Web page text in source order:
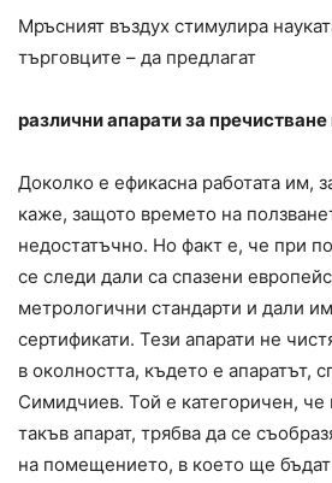
Мръсният въздух стимулира
търговците – да предлагат
различни апарати за
Доколко е ефикасна работата им,
каже, защото времето на
недостатъчно. Но факт е, че при
се следи дали са спазени
метрологични стандарти и дали
сертификати. Тези апарати не
в околността, където е апаратът,
Симидчиев. Той е категоричен, че
такъв апарат, трябва да се
на помещението, в което ще